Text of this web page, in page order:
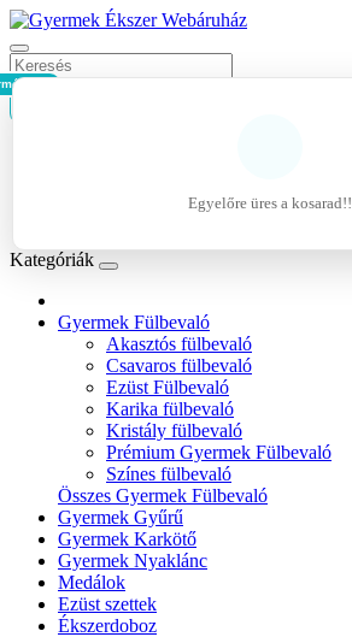
- 0Ft
Egyelőre üres a kosarad!!
Kategóriák
Gyermek Fülbevaló
Akasztós fülbevaló
Csavaros fülbevaló
Ezüst Fülbevaló
Karika fülbevaló
Kristály fülbevaló
Prémium Gyermek Fülbevaló
Színes fülbevaló
Összes Gyermek Fülbevaló
Gyermek Gyűrű
Gyermek Karkötő
Gyermek Nyaklánc
Medálok
Ezüst szettek
Ékszerdoboz